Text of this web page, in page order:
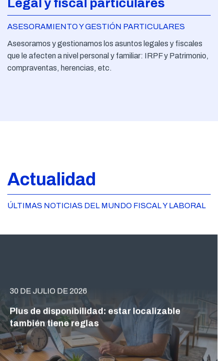
ASESORAMIENTO Y GESTIÓN PARTICULARES
Asesoramos y gestionamos los asuntos legales y fiscales
que le afecten a nivel personal y familiar: IRPF y Patrimonio,
compraventas, herencias, etc.
Actualidad
ÚLTIMAS NOTICIAS DEL MUNDO FISCAL Y LABORAL
Plus de disponibilidad: estar localizable
también tiene reglas
30 DE JULIO DE 2026